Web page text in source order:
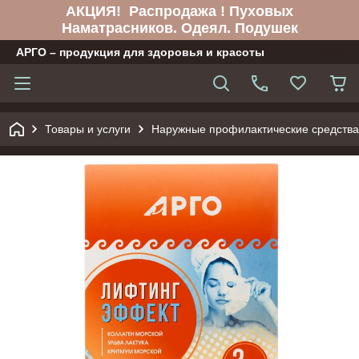
АКЦИЯ! Распродажа ! Пуховых
Наматрасников. Одеял. Подушек
АРГО – продукция для здоровья и красоты
Товары и услуги Наружные профилактические средства